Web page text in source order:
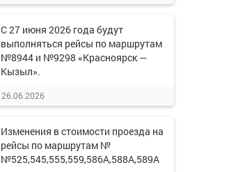
С 27 июня 2026 года будут
выполняться рейсы по маршрутам
№8944 и №9298 «Красноярск —
Кызыл».
26.06.2026
Изменения в стоимости проезда на
рейсы по маршрутам №
№525,545,555,559,586А,588А,589А